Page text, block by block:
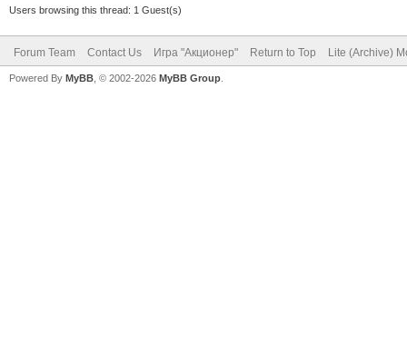
Users browsing this thread: 1 Guest(s)
Forum Team Contact Us Игра "Акционер" Return to Top Lite (Archive)
Powered By MyBB , © 2002-2026 MyBB Group